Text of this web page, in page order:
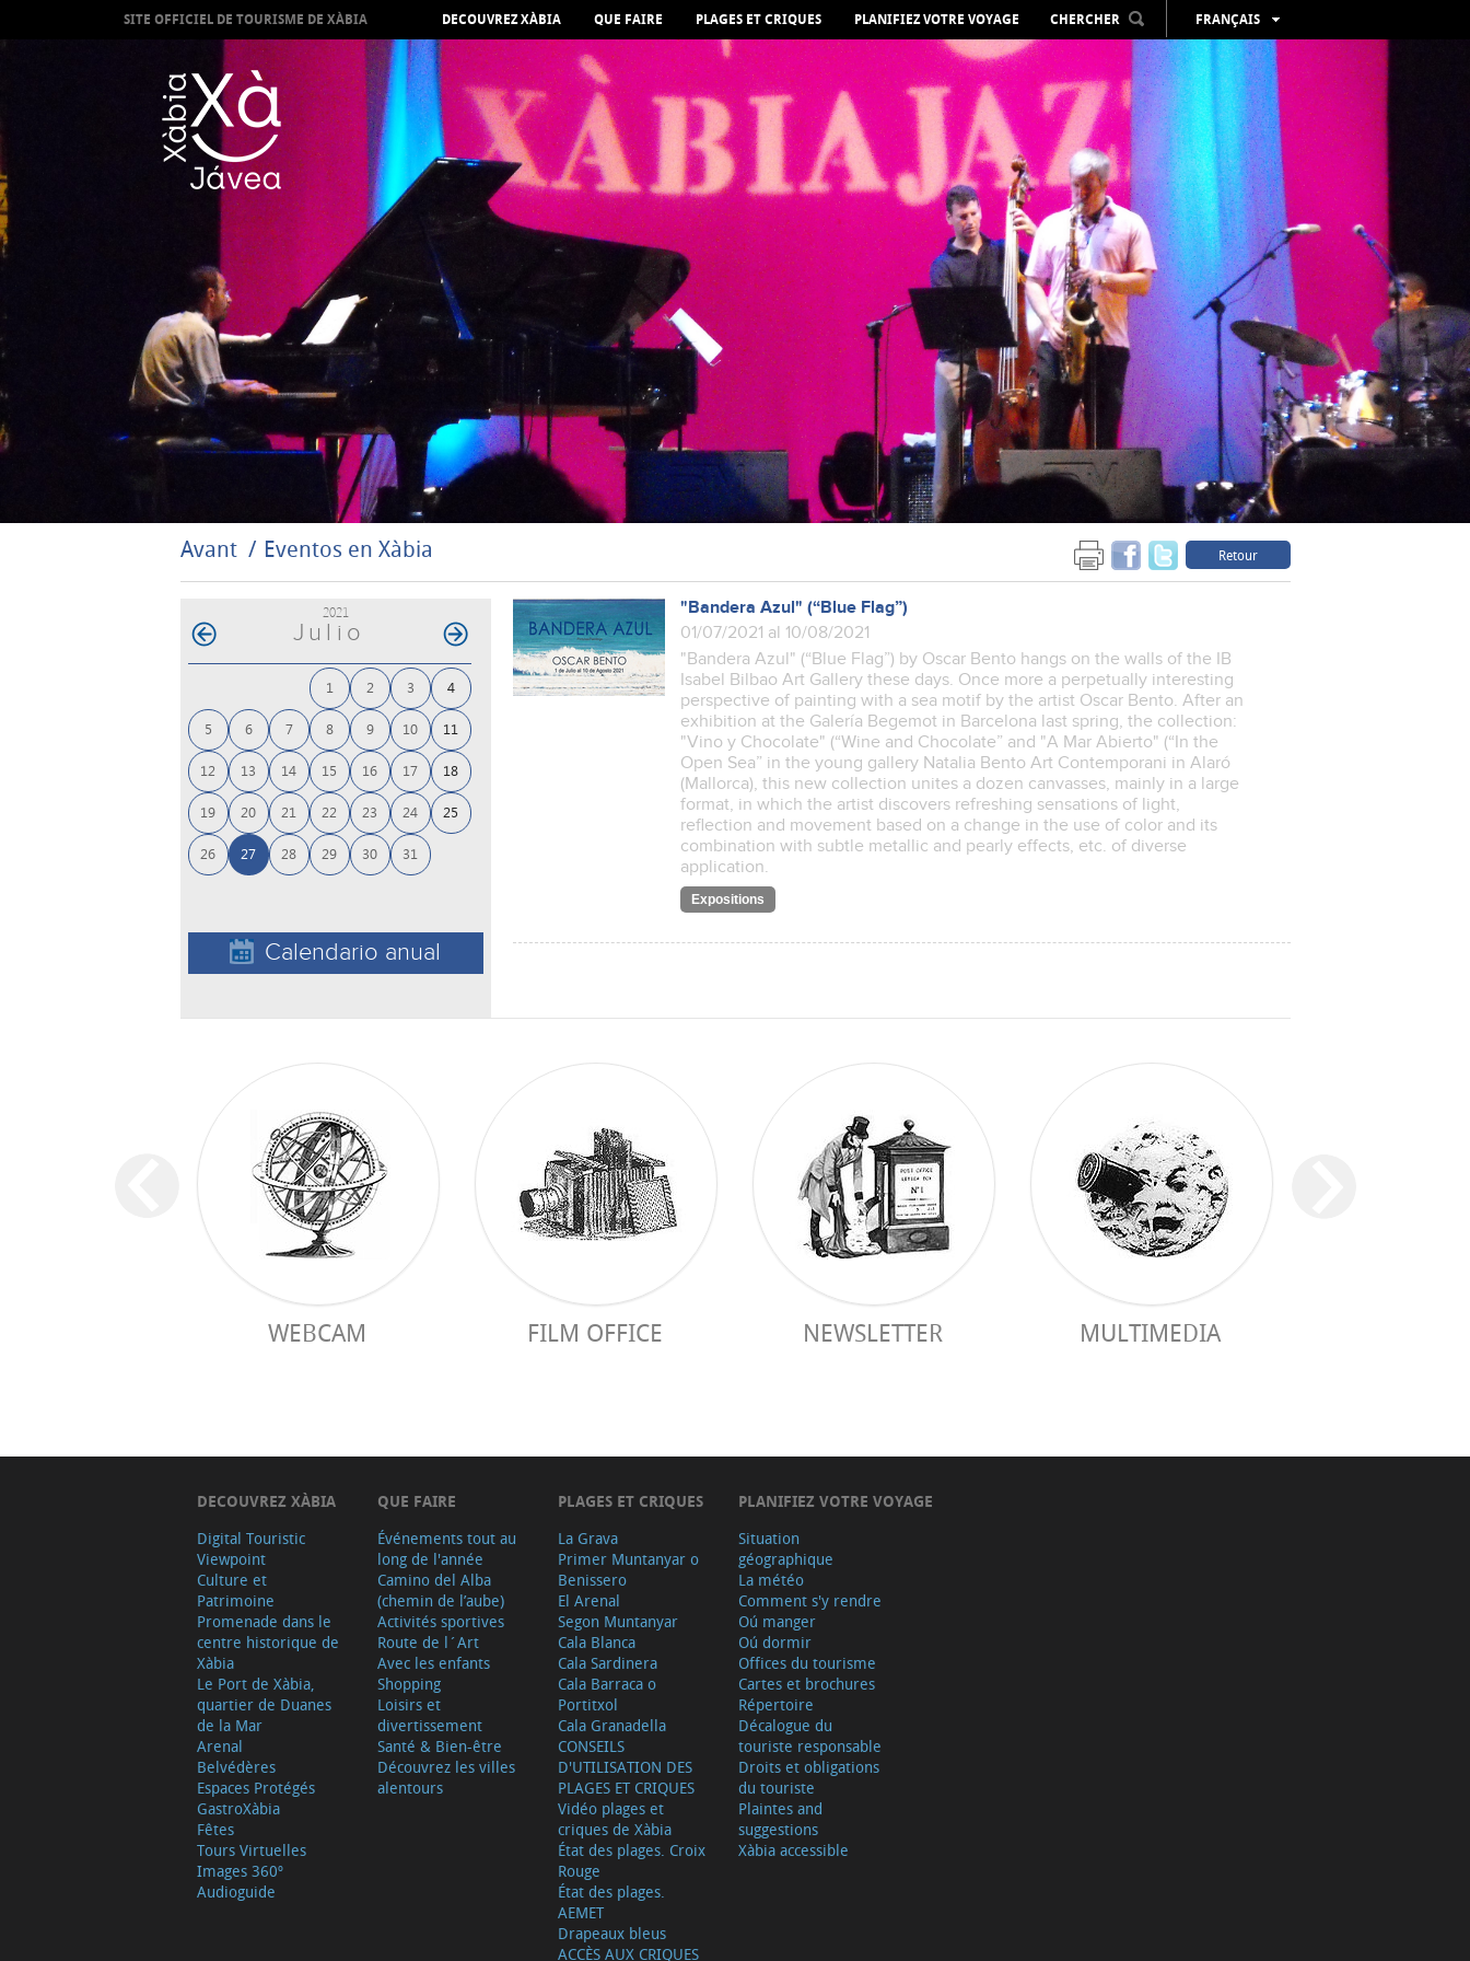
SITE OFFICIEL DE TOURISME DE XÀBIA DECOUVREZ XÀBIA QUE FAIRE PLAGES ET CRIQUES PLANIFIEZ VOTRE VOYAGE CHERCHER
FRANÇAIS
ESPAÑOL
VALENCIÀ
ENGLISH
DEUTSCH
РУССКИЙ
Avant Eventos en Xàbia Retour
2021
Julio
1 2 3 4
5 6 7 8 9 10 11
12 13 14 15 16 17 18
19 20 21 22 23 24 25
26 27 28 29 30 31
Calendario anual
"Bandera Azul" (“Blue Flag”)
01/07/2021 al 10/08/2021
"Bandera Azul" (“Blue Flag”) by Oscar Bento hangs on the walls of the IB
Isabel Bilbao Art Gallery these days. Once more a perpetually interesting
perspective of painting with a sea motif by the artist Oscar Bento. After an
exhibition at the Galería Begemot in Barcelona last spring, the collection:
"Vino y Chocolate" (“Wine and Chocolate” and "A Mar Abierto" (“In the
Open Sea” in the young gallery Natalia Bento Art Contemporani in Alaró
(Mallorca), this new collection unites a dozen canvasses, mainly in a large
format, in which the artist discovers refreshing sensations of light,
reflection and movement based on a change in the use of color and its
combination with subtle metallic and pearly effects, etc. of diverse
application.
Expositions
WEBCAM FILM OFFICE NEWSLETTER MULTIMEDIA
DECOUVREZ XÀBIA
Digital Touristic
Viewpoint
Culture et
Patrimoine
Promenade dans le
centre historique de
Xàbia
Le Port de Xàbia,
quartier de Duanes
de la Mar
Arenal
Belvédères
Espaces Protégés
GastroXàbia
Fêtes
Tours Virtuelles
Images 360º
Audioguide
QUE FAIRE
Événements tout au
long de l'année
Camino del Alba
(chemin de l’aube)
Activités sportives
Route de l´Art
Avec les enfants
Shopping
Loisirs et
divertissement
Santé & Bien-être
Découvrez les villes
alentours
PLAGES ET CRIQUES
La Grava
Primer Muntanyar o
Benissero
El Arenal
Segon Muntanyar
Cala Blanca
Cala Sardinera
Cala Barraca o
Portitxol
Cala Granadella
CONSEILS
D'UTILISATION DES
PLAGES ET CRIQUES
Vidéo plages et
criques de Xàbia
État des plages. Croix
Rouge
État des plages.
AEMET
Drapeaux bleus
ACCÈS AUX CRIQUES
PLANIFIEZ VOTRE VOYAGE
Situation
géographique
La météo
Comment s'y rendre
Oú manger
Oú dormir
Offices du tourisme
Cartes et brochures
Répertoire
Décalogue du
touriste responsable
Droits et obligations
du touriste
Plaintes and
suggestions
Xàbia accessible